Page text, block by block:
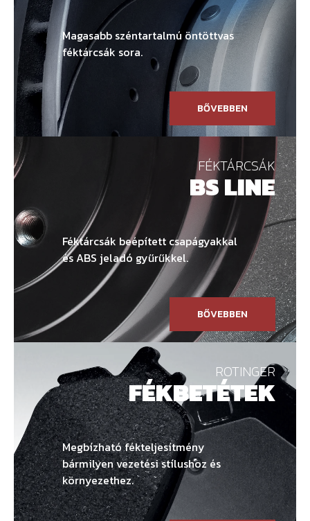
Magasabb széntartalmú öntöttvas
féktárcsák sora.
BŐVEBBEN
FÉKTÁRCSÁK
BS LINE
Féktárcsák beépített csapágyakkal
és ABS jeladó gyűrűkkel.
BŐVEBBEN
ROTINGER
FÉKBETÉTEK
Megbízható fékteljesítmény
bármilyen vezetési stílushoz és
környezethez.